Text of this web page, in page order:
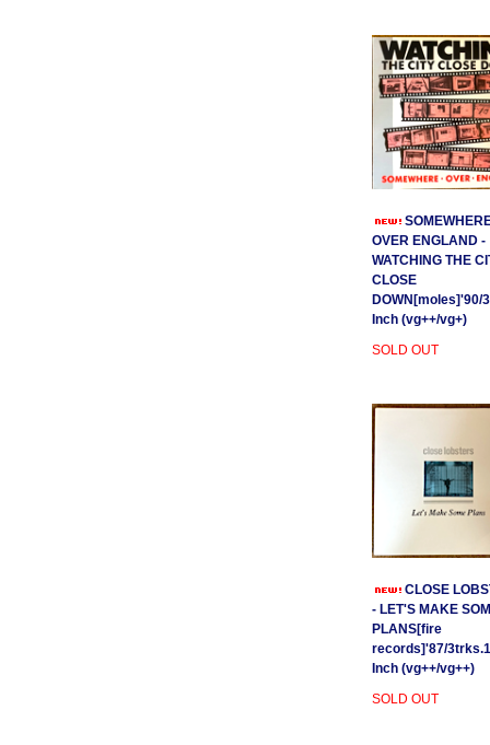
OVER ENGLAND -
WATCHING THE
CLOSE
DOWN[moles]'90/
Inch (vg++/vg+)
SOLD OUT
CLOSE
- LET'S MAKE
PLANS[fire
records]'87/
Inch (vg++/vg++)
SOLD OUT